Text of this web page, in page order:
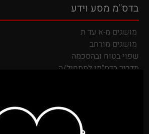
בדס"מ מסע וידע
מושגים מ-א עד ת
מושגים מורחב
שפוי בטוח ובהסכמה
מדריך בדס"מי למתחיל/ה
והדרכה בדס"מים
קשירות ושיבארי